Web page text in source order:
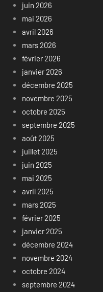
juin 2026
mai 2026
avril 2026
mars 2026
février 2026
janvier 2026
décembre 2025
novembre 2025
octobre 2025
septembre 2025
août 2025
juillet 2025
juin 2025
mai 2025
avril 2025
mars 2025
février 2025
janvier 2025
décembre 2024
novembre 2024
octobre 2024
septembre 2024